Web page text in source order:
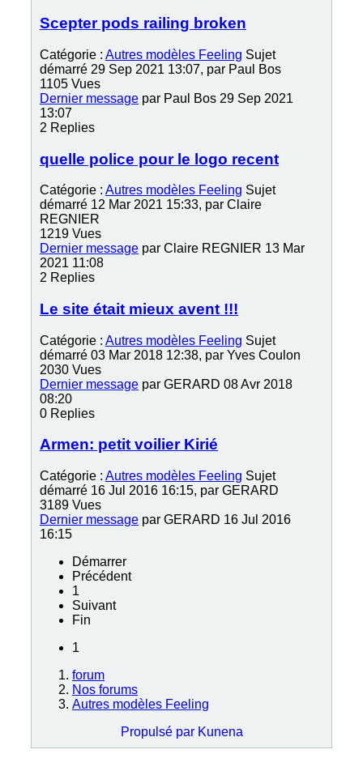
Scepter pods railing broken
Catégorie : Autres modèles Feeling Sujet
démarré 29 Sep 2021 13:07, par Paul Bos
1105 Vues
Dernier message par Paul Bos 29 Sep 2021
13:07
2 Replies
quelle police pour le logo recent
Catégorie : Autres modèles Feeling Sujet
démarré 12 Mar 2021 15:33, par Claire
REGNIER
1219 Vues
Dernier message par Claire REGNIER 13 Mar
2021 11:08
2 Replies
Le site était mieux avent !!!
Catégorie : Autres modèles Feeling Sujet
démarré 03 Mar 2018 12:38, par Yves Coulon
2030 Vues
Dernier message par GERARD 08 Avr 2018
08:20
0 Replies
Armen: petit voilier Kirié
Catégorie : Autres modèles Feeling Sujet
démarré 16 Jul 2016 16:15, par GERARD
3189 Vues
Dernier message par GERARD 16 Jul 2016
16:15
Démarrer
Précédent
1
Suivant
Fin
1
forum
Nos forums
Autres modèles Feeling
Propulsé par Kunena